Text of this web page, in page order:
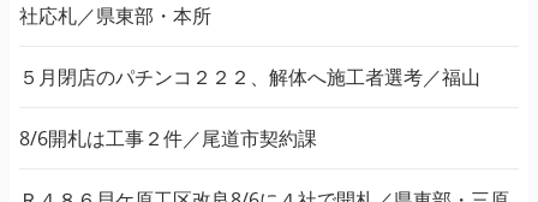
社応札／県東部・本所
５月閉店のパチンコ２２２、解体へ施工者選考／福山
8/6開札は工事２件／尾道市契約課